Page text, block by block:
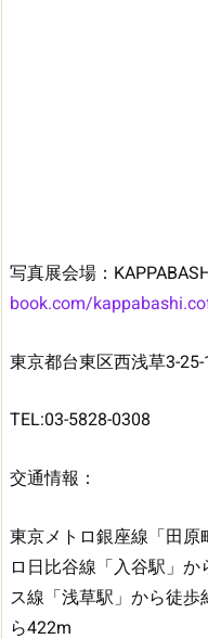
写真展会場：
book.com/
東京都台東区西浅草3-25-
TEL:03-5828-0308
交通情報：
東京メトロ銀座線「田
ロ日比谷線「入谷駅」
ス線「浅草駅」から徒
ら422m